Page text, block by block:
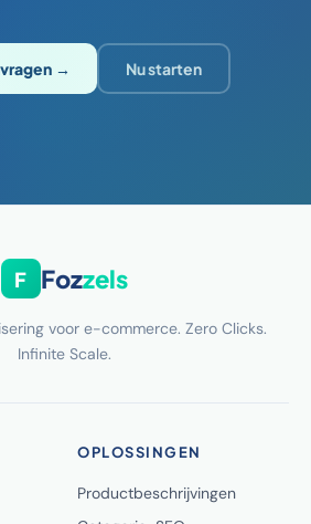
→ Nu starten
F Fozzels
voor e-commerce. Zero Clicks.
Infinite Scale.
OPLOSSINGEN
Productbeschrijvingen